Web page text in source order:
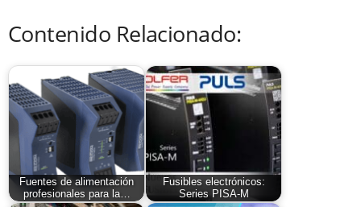
Contenido Relacionado:
Fuentes de alimentación
profesionales para la…
Fusibles electrónicos:
Series PISA-M